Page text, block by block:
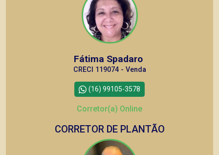
Fátima Spadaro
CRECI 119074 - Venda
(16) 99105-3578
Corretor(a) Online
CORRETOR DE PLANTÃO